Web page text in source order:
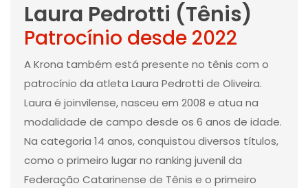
Laura Pedrotti (Tênis)
Patrocínio desde 2022
A Krona também está presente no tênis com o
patrocínio da atleta Laura Pedrotti de Oliveira.
Laura é joinvilense, nasceu em 2008 e atua na
modalidade de campo desde os 6 anos de idade.
Na categoria 14 anos, conquistou diversos títulos,
como o primeiro lugar no ranking juvenil da
Federação Catarinense de Tênis e o primeiro